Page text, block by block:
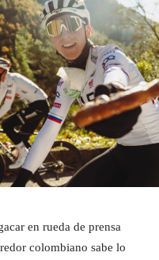
en rueda de prensa
colombiano sabe lo